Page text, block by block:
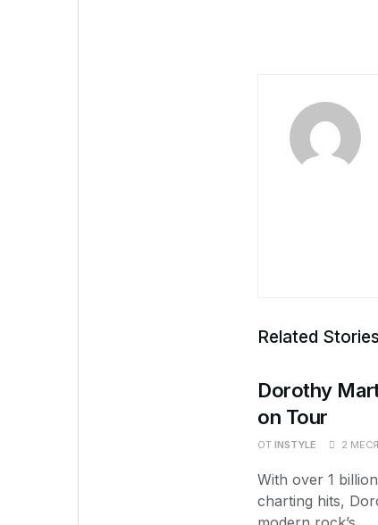
Related Stories
Dorothy
on Tour
ОТ INSTYLE 2
With over 1
charting hits,